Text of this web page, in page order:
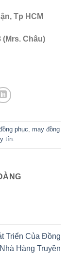
Tp HCM
(Mrs. Châu)
phục, may đồng
tín.
Triển Của Đồng
Hàng Truyền